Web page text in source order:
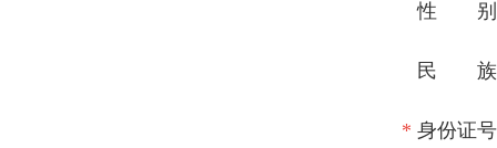
性 别
民 族
* 身份证